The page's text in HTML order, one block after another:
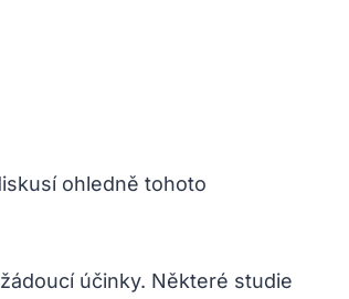
ohledně tohoto
účinky. Některé studie